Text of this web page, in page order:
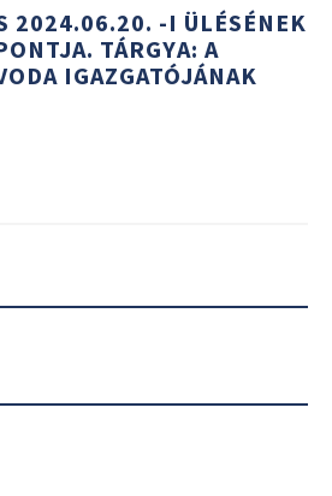
2024.06.20. -I ÜLÉSÉNEK
TÁRGYA: A
IGAZGATÓJÁNAK